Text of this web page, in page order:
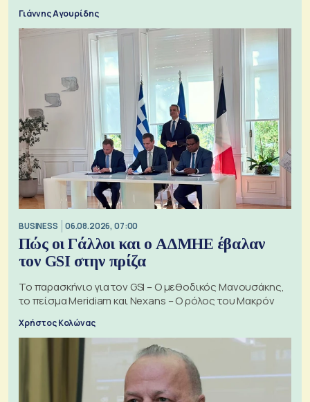
Γιάννης Αγουρίδης
BUSINESS 06.08.2026, 07:00
Πώς οι Γάλλοι και ο ΑΔΜΗΕ έβαλαν
τον GSI στην πρίζα
Το παρασκήνιο για τον GSI – Ο μεθοδικός Μανουσάκης,
το πείσμα Meridiam και Nexans – Ο ρόλος του Μακρόν
Χρήστος Κολώνας